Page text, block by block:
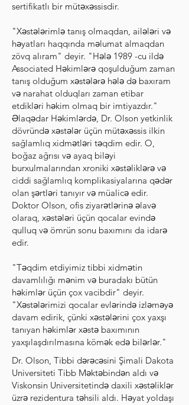
sertifikatlı bir mütəxəssisdir.
"Xəstələrimlə tanış olmaqdan, ailələri və
həyatları haqqında məlumat almaqdan
zövq alıram" deyir. "Hələ 1989 -cu ildə
Associated Həkimlərə qoşulduğum zaman
tanış olduğum xəstələrə hələ də baxıram
və narahat olduqları zaman etibar
etdikləri həkim olmaq bir imtiyazdır."
Əlaqədar Həkimlərdə, Dr. Olson yetkinlik
dövründə xəstələr üçün mütəxəssis ilkin
sağlamlıq xidmətləri təqdim edir. O,
boğaz ağrısı və ayaq biləyi
burxulmalarından xroniki xəstəliklərə və
ciddi sağlamlıq komplikasiyalarına qədər
olan şərtləri tanıyır və müalicə edir.
Doktor Olson, ofis ziyarətlərinə əlavə
olaraq, xəstələri üçün qocalar evində
qulluq və ömrün sonu baxımını da idarə
edir.
"Təqdim etdiyimiz tibbi xidmətin
davamlılığı mənim və buradakı bütün
həkimlər üçün çox vacibdir" deyir.
"Xəstələrimizi qocalar evlərində izləməyə
davam edirik, çünki xəstələrini çox yaxşı
tanıyan həkimlər xəstə baxımının
yaxşılaşdırılmasına kömək edə bilərlər."
Dr. Olson, Tibbi dərəcəsini Şimali Dakota
Universiteti Tibb Məktəbindən aldı və
Viskonsin Universitetində daxili xəstəliklər
üzrə rezidentura təhsili aldı. Həyat yoldaşı